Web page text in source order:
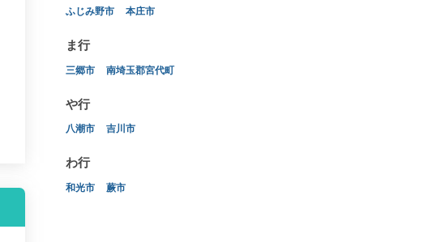
ふじみ野市
本庄市
ま行
三郷市 南埼玉郡宮代町
や行
八潮市 吉川市
わ行
和光市 蕨市